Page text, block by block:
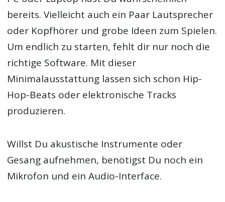
bereits. Vielleicht auch ein Paar Lautsprecher
oder Kopfhörer und grobe Ideen zum Spielen.
Um endlich zu starten, fehlt dir nur noch die
richtige Software. Mit dieser
Minimalausstattung lassen sich schon Hip-
Hop-Beats oder elektronische Tracks
produzieren.
Willst Du akustische Instrumente oder
Gesang aufnehmen, benötigst Du noch ein
Mikrofon und ein Audio-Interface.